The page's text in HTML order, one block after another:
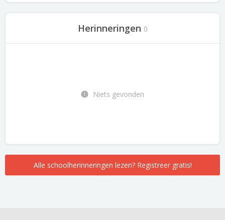
Herinneringen 0
Niets gevonden
Alle schoolherinneringen lezen? Registreer gratis!